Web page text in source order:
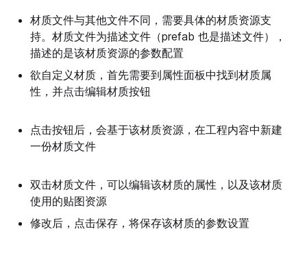
材质文件与其他文件不同，需要具体的材质资源支
持。材质文件为描述文件（prefab 也是描述文件），
描述的是该材质资源的参数配置
欲自定义材质，首先需要到属性面板中找到材质属
性，并点击编辑材质按钮
点击按钮后，会基于该材质资源，在工程内容中新建
一份材质文件
双击材质文件，可以编辑该材质的属性，以及该材质
使用的贴图资源
修改后，点击保存，将保存该材质的参数设置